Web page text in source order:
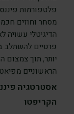
פלטפורמות
מסחר וחוזים
הדיגיטלי עשויה
פרטיים להשתלב
יותר, תוך
הראשוניים
אסטרטגיה
הקריפטו